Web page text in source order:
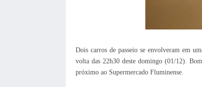
Dois carros de passeio se envolveram em
volta das 22h30 deste domingo (01/12).
próximo ao Supermercado Fluminense.